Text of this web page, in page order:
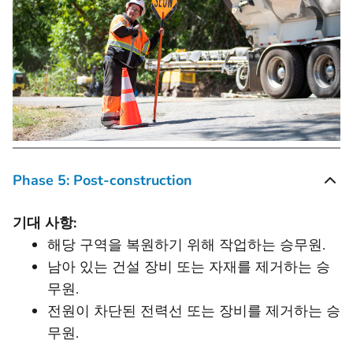
Phase 5: Post-construction
기대 사항:
해당 구역을 복원하기 위해 작업하는 승무원.
남아 있는 건설 장비 또는 자재를 제거하는 승
무원.
전원이 차단된 전력선 또는 장비를 제거하는 승
무원.